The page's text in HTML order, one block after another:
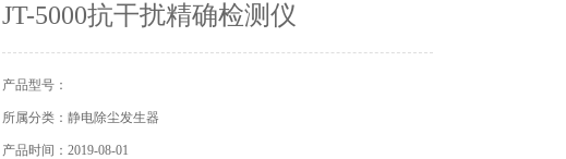
JT-5000抗干扰精确检测仪
产品型号：
所属分类：静电除尘发生器
产品时间：2019-08-01